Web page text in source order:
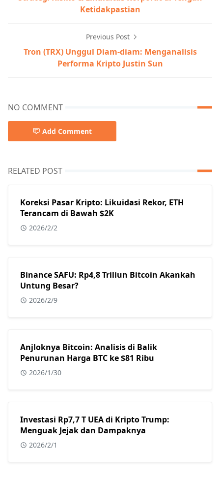
Ketidakpastian
Previous Post
Tron (TRX) Unggul Diam-diam: Menganalisis
Performa Kripto Justin Sun
NO COMMENT
Add Comment
RELATED POST
Koreksi Pasar Kripto: Likuidasi Rekor, ETH
Terancam di Bawah $2K
2026/2/2
Binance SAFU: Rp4,8 Triliun Bitcoin Akankah
Untung Besar?
2026/2/9
Anjloknya Bitcoin: Analisis di Balik
Penurunan Harga BTC ke $81 Ribu
2026/1/30
Investasi Rp7,7 T UEA di Kripto Trump:
Menguak Jejak dan Dampaknya
2026/2/1